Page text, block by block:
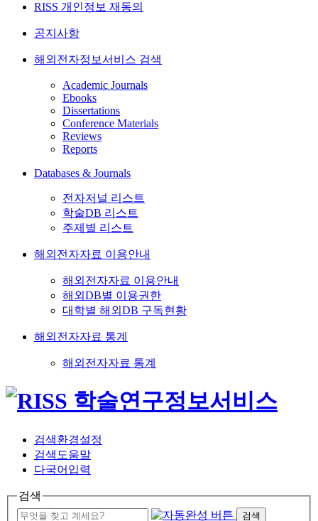
RISS 개인정보 재동의
공지사항
해외전자정보서비스 검색
Academic Journals
Ebooks
Dissertations
Conference Materials
Reviews
Reports
Databases & Journals
전자저널 리스트
학술DB 리스트
주제별 리스트
해외전자자료 이용안내
해외전자자료 이용안내
해외DB별 이용권한
대학별 해외DB 구독현황
해외전자자료 통계
해외전자자료 통계
검색환경설정
검색도움말
다국어입력
검색
검색